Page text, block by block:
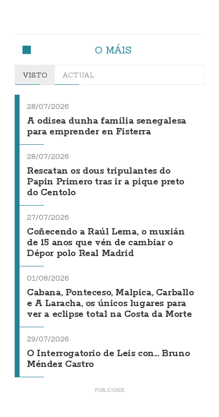
O MÁIS
VISTO ACTUAL
28/07/2026
A odisea dunha familia senegalesa
para emprender en Fisterra
28/07/2026
Rescatan os dous tripulantes do
Papin Primero tras ir a pique preto
do Centolo
27/07/2026
Coñecendo a Raúl Lema, o muxián
de 15 anos que vén de cambiar o
Dépor polo Real Madrid
01/08/2026
Cabana, Ponteceso, Malpica, Carballo
e A Laracha, os únicos lugares para
ver a eclipse total na Costa da Morte
29/07/2026
O Interrogatorio de Leis con... Bruno
Méndez Castro